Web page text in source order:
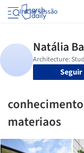
Iniciar sessão
Seguir
materiaos